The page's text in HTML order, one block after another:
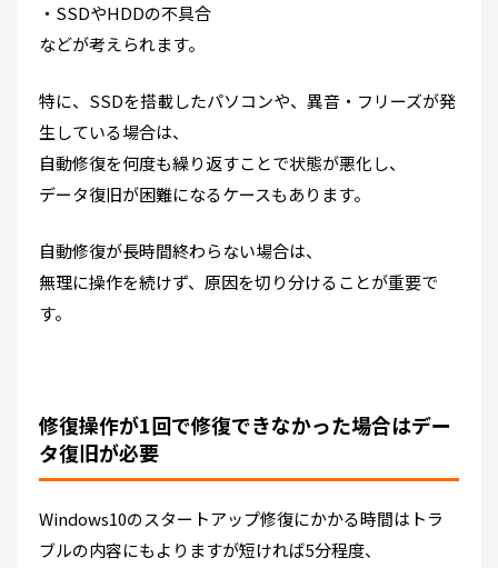
・SSDやHDDの不具合
などが考えられます。
特に、SSDを搭載したパソコンや、異音・フリーズが発
生している場合は、
自動修復を何度も繰り返すことで状態が悪化し、
データ復旧が困難になるケースもあります。
自動修復が長時間終わらない場合は、
無理に操作を続けず、原因を切り分けることが重要で
す。
修復操作が1回で修復できなかった場合はデー
タ復旧が必要
Windows10のスタートアップ修復にかかる時間はトラ
ブルの内容にもよりますが短ければ5分程度、